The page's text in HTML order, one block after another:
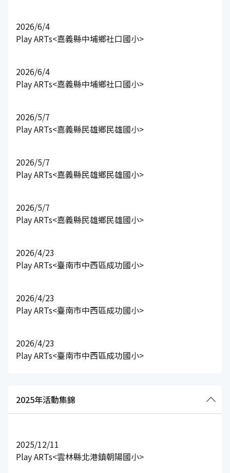
2026/6/4
Play ARTs<嘉義縣中埔鄉社口國小>
2026/6/4
Play ARTs<嘉義縣中埔鄉社口國小>
2026/5/7
Play ARTs<嘉義縣民雄鄉民雄國小>
2026/5/7
Play ARTs<嘉義縣民雄鄉民雄國小>
2026/5/7
Play ARTs<嘉義縣民雄鄉民雄國小>
2026/4/23
Play ARTs<臺南市中西區成功國小>
2026/4/23
Play ARTs<臺南市中西區成功國小>
2026/4/23
Play ARTs<臺南市中西區成功國小>
2025年活動集錦
2025/12/11
Play ARTs<雲林縣北港鎮朝陽國小>